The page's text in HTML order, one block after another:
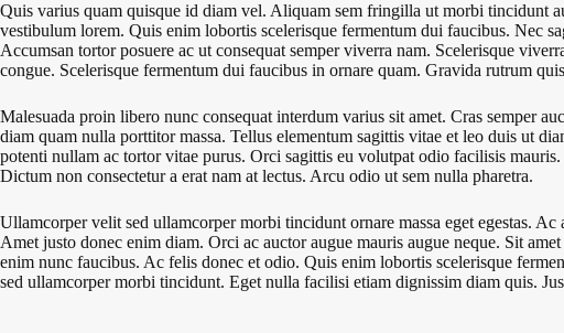
Quis varius quam quisque id diam vel. Aliquam sem fringilla ut morbi tincidunt
vestibulum lorem. Quis enim lobortis scelerisque fermentum dui faucibus. Nec
Accumsan tortor posuere ac ut consequat semper viverra nam. Scelerisque
congue. Scelerisque fermentum dui faucibus in ornare quam. Gravida rutrum
Malesuada proin libero nunc consequat interdum varius sit amet. Cras semper
diam quam nulla porttitor massa. Tellus elementum sagittis vitae et leo duis ut
potenti nullam ac tortor vitae purus. Orci sagittis eu volutpat odio facilisis
Dictum non consectetur a erat nam at lectus. Arcu odio ut sem nulla pharetra.
Ullamcorper velit sed ullamcorper morbi tincidunt ornare massa eget egestas.
Amet justo donec enim diam. Orci ac auctor augue mauris augue neque. Sit
enim nunc faucibus. Ac felis donec et odio. Quis enim lobortis scelerisque
sed ullamcorper morbi tincidunt. Eget nulla facilisi etiam dignissim diam quis.